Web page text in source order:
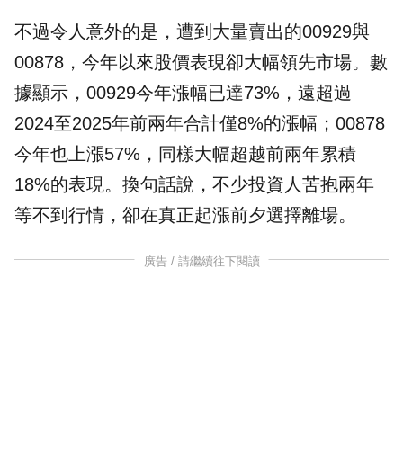
不過令人意外的是，遭到大量賣出的00929與
00878，今年以來股價表現卻大幅領先市場。數
據顯示，00929今年漲幅已達73%，遠超過
2024至2025年前兩年合計僅8%的漲幅；00878
今年也上漲57%，同樣大幅超越前兩年累積
18%的表現。換句話說，不少投資人苦抱兩年
等不到行情，卻在真正起漲前夕選擇離場。
廣告 / 請繼續往下閱讀